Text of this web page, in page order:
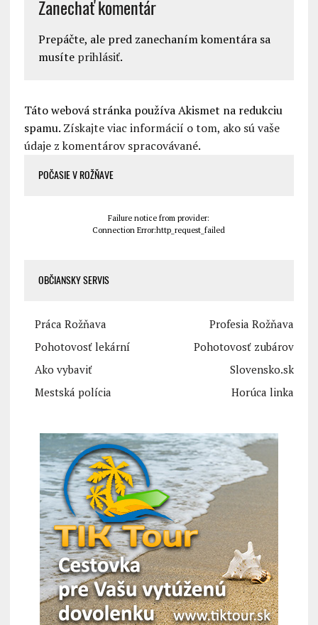
Zanechať komentár
Prepáčte, ale pred zanechaním komentára sa
musíte prihlásiť.
Táto webová stránka používa Akismet na redukciu
spamu. Získajte viac informácií o tom, ako sú vaše
údaje z komentárov spracovávané.
POČASIE V ROŽŇAVE
Failure notice from provider:
Connection Error:http_request_failed
OBČIANSKY SERVIS
Práca Rožňava
Profesia Rožňava
Pohotovosť lekární
Pohotovosť zubárov
Ako vybaviť
Slovensko.sk
Mestská polícia
Horúca linka